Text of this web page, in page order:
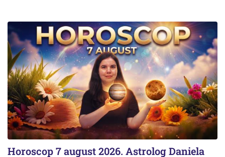
Horoscop 7 august 2026. Astrolog Daniela